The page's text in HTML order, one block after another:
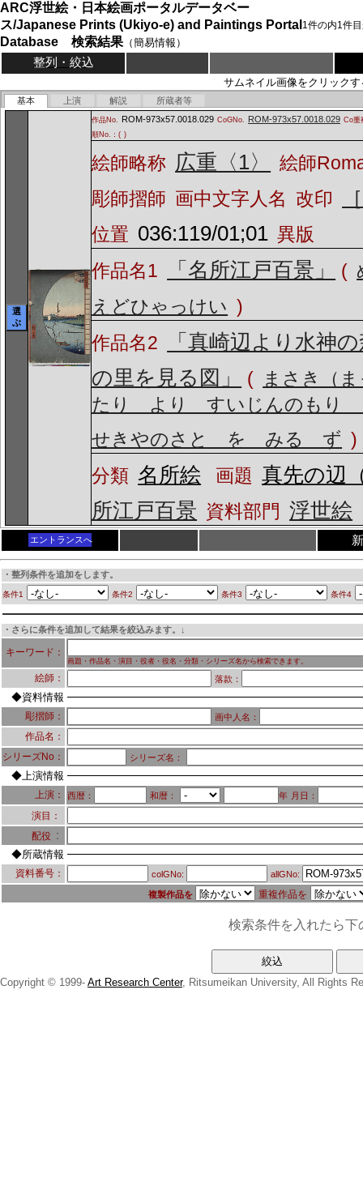
ARC浮世絵・日本絵画ポータルデータベー
ス/Japanese Prints (Ukiyo-e) and Paintings Portal
Database 検索結果（簡易情報）
1件の内1件
整列・絞込
サムネイル画像をクリック
基本 上演 解説 所蔵者等
選
ぶ
作品No. ROM-973x57.0018.029 CoGNo. ROM-973x57.0018.029 Co重
順No.：( )
絵師略称 広重〈1〉
絵師
彫師摺師 画中文字人名 改印
位置 036:119/01;01 異版
作品名1
「名所江戸百景」 (
えどひゃっけい )
作品名2
「真崎辺より水神
の里を見る図」
(
まさき（
たり より すいじんのも
せきやのさと を みる ず )
分類 名所絵 画題 真先の辺
所江戸百景 資料部門 浮世絵
エントランスへ
・整列条件を追加をします。
条件1 条件2 条件3 条件4
・さらに条件を追加して結果を絞込みます。↓
キーワード：
画題・作品名・演目・役者・役名・分類・シリーズ名から検索できます。
絵師： 落款：
◆資料情報
彫摺師： 画中人名：
作品名：
シリーズNo：
シリーズ名：
◆上演情報
上演： 西暦： 和暦： 年 月日：
演目：
配役 ：
◆所蔵情報
資料番号： colGNo: allGNo:
複製作品を 重複作品を
検索条件を入れたら
Copyright © 1999- Art Research Center, Ritsumeikan University, All Rights